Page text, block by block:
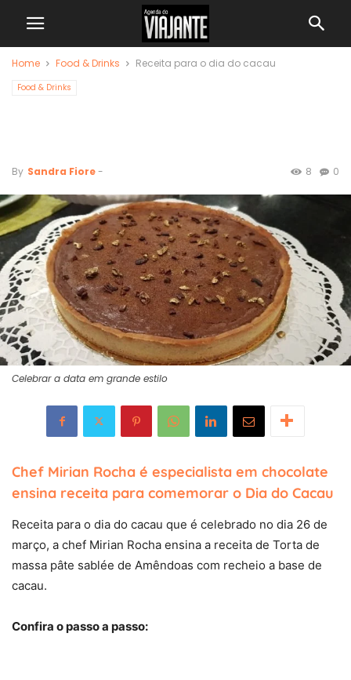
Home Food & Drinks Receita para o dia do cacau
Food & Drinks
By Sandra Fiore- 0
8
Celebrar a data em grande estilo
Chef Mirian Rocha é especialista em chocolate
ensina receita para comemorar o Dia do Cacau
Receita para o dia do cacau que é celebrado no dia 26 de
março, a chef Mirian Rocha ensina a receita de Torta de
massa pâte sablée de Amêndoas com recheio a base de
cacau.
Confira o passo a passo: